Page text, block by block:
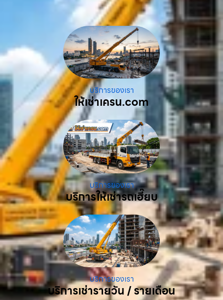
บริการของเรา
ให้เช่าเครน.com
บริการของเรา
บริการให้เช่ารถเฮี๊ยบ
บริการของเรา
บริการเช่ารายวัน / รายเดือน